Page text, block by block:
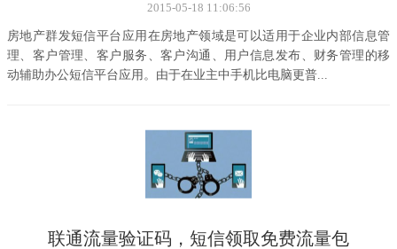
2015-05-18 11:06:56
房地产群发短信平台应用在房地产领域是可以适用于企业内部信息管
理、客户管理、客户服务、客户沟通、用户信息发布、财务管理的移
动辅助办公短信平台应用。由于在业主中手机比电脑更普...
联通流量验证码，短信领取免费流量包